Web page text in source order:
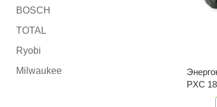
BOSCH
TOTAL
Ryobi
Milwaukee
PXC